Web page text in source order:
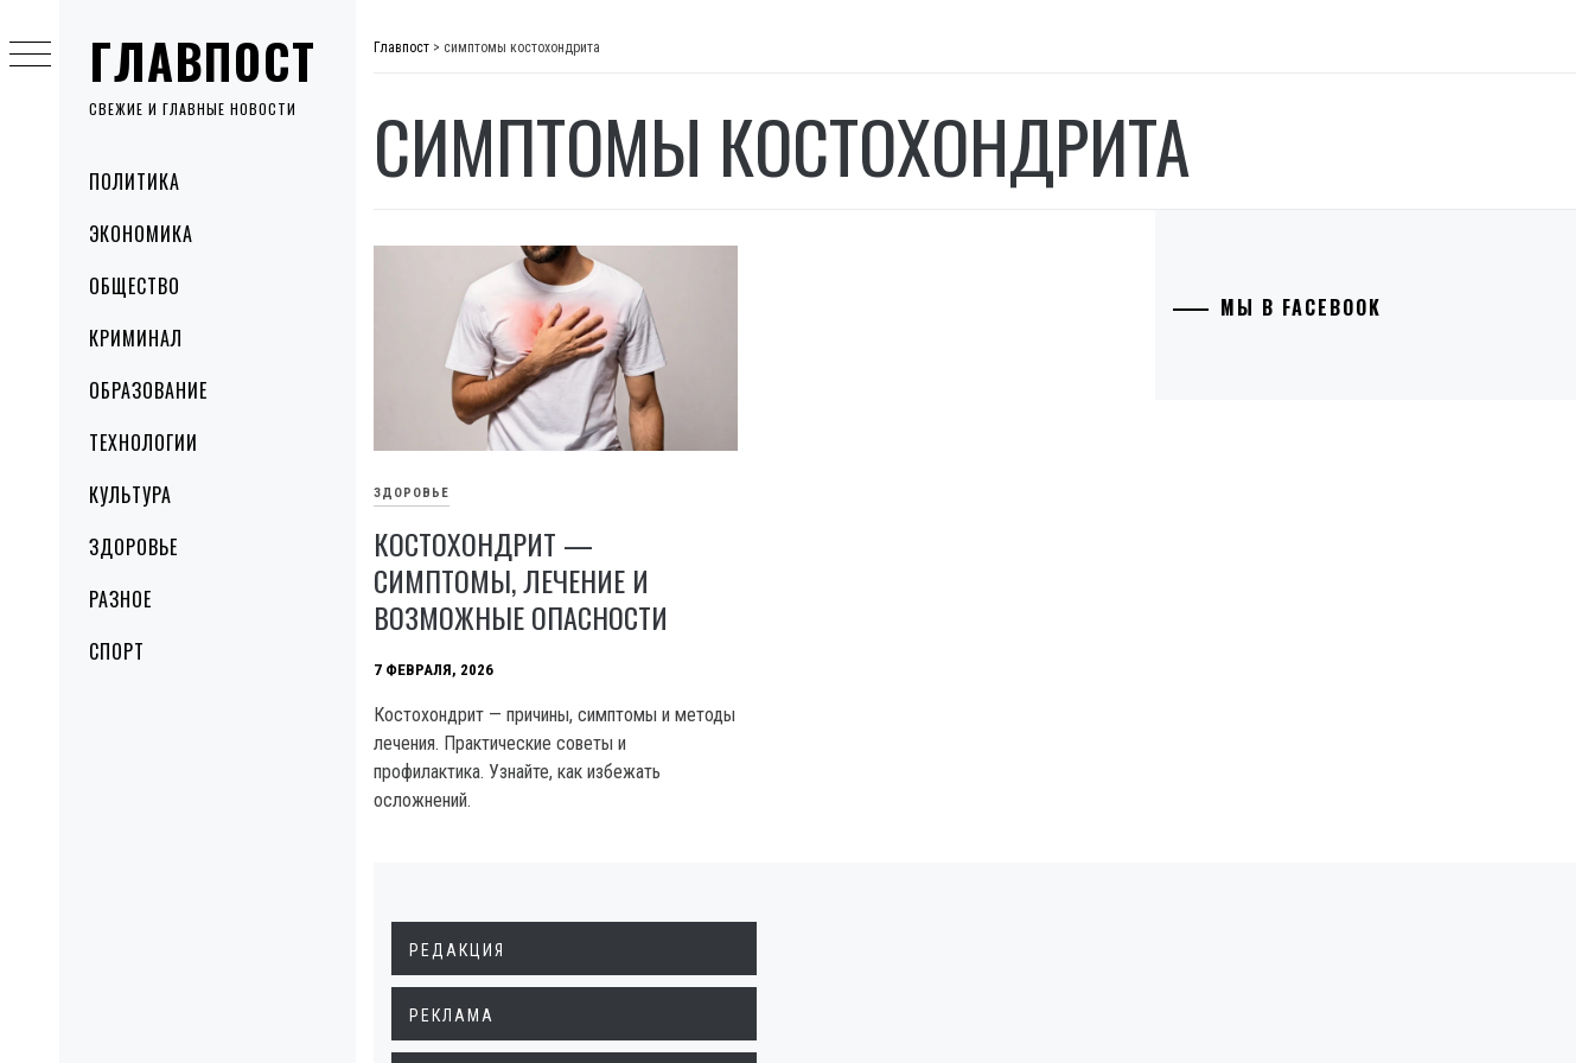
ГЛАВПОСТ
СВЕЖИЕ И ГЛАВНЫЕ НОВОСТИ
MenuПОЛИТИКА
ЭКОНОМИКА
ОБЩЕСТВО
КРИМИНАЛ
ОБРАЗОВАНИЕ
ТЕХНОЛОГИИ
КУЛЬТУРА
ЗДОРОВЬЕ
РАЗНОЕ
СПОРТ
to
content
Главпост > симптомы костохондрита
СИМПТОМЫ КОСТОХОНДРИТА
ЗДОРОВЬЕ
КОСТОХОНДРИТ —
СИМПТОМЫ, ЛЕЧЕНИЕ И
ВОЗМОЖНЫЕ ОПАСНОСТИ
7 ФЕВРАЛЯ, 2026
Костохондрит — причины, симптомы и методы
лечения. Практические советы и
профилактика. Узнайте, как избежать
осложнений.
МЫ В FACEBOOK
РЕДАКЦИЯ
РЕКЛАМА